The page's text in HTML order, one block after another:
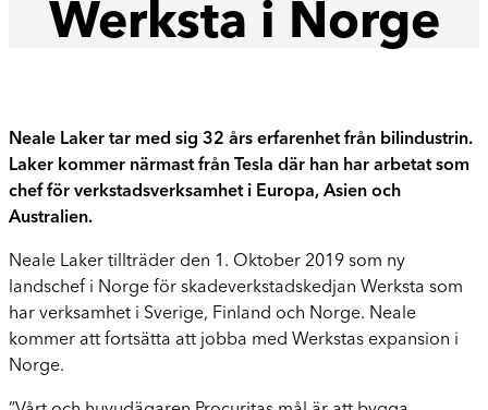
Boka tid här
Lagning av stenskott
Boka reparation av vindruta
Boka byte av vindruta
Werksta i Norge
Neale Laker tar med sig 32 års erfarenhet från bilindustrin.
Laker kommer närmast från Tesla där han har arbetat som
chef för verkstadsverksamhet i Europa, Asien och
Australien.
Neale Laker tillträder den 1. Oktober 2019 som ny
landschef i Norge för skadeverkstadskedjan Werksta som
har verksamhet i Sverige, Finland och Norge. Neale
kommer att fortsätta att jobba med Werkstas expansion i
Norge.